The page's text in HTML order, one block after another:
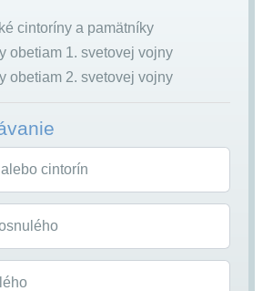
cintoríny a pamätníky
obetiam 1. svetovej vojny
obetiam 2. svetovej vojny
cintorín